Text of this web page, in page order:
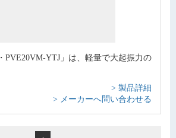
PVE20VM-YTJ」は、軽量で大起振力の
> 製品詳細
> メーカーへ問い合わせる